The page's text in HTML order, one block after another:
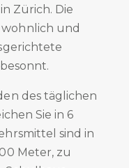
Zürich. Die
und
des täglichen
Sie in 6
sind in
Meter, zu